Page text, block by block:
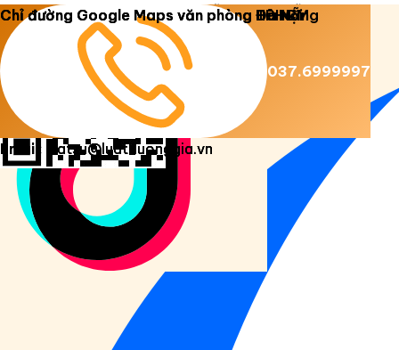
Copyright 2026 © Luật Dương Gia